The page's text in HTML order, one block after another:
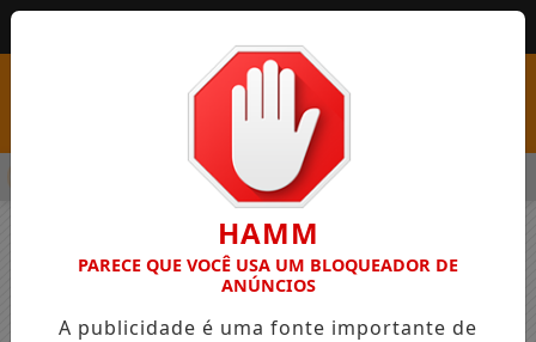
COM VAGAS EM SEIS FUNÇÕES E SALÁRIOS QUE CHEGAM
HAMM
PARECE QUE VOCÊ USA UM BLOQUEADOR DE
ANÚNCIOS
A publicidade é uma fonte importante de